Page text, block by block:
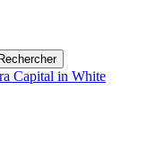
Rechercher